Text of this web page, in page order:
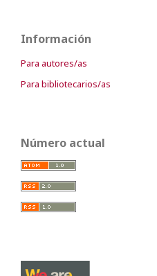
Información
Para autores/as
Para bibliotecarios/as
Número actual